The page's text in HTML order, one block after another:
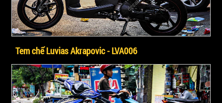
Tem chế Luvias Akrapovic - LVA006